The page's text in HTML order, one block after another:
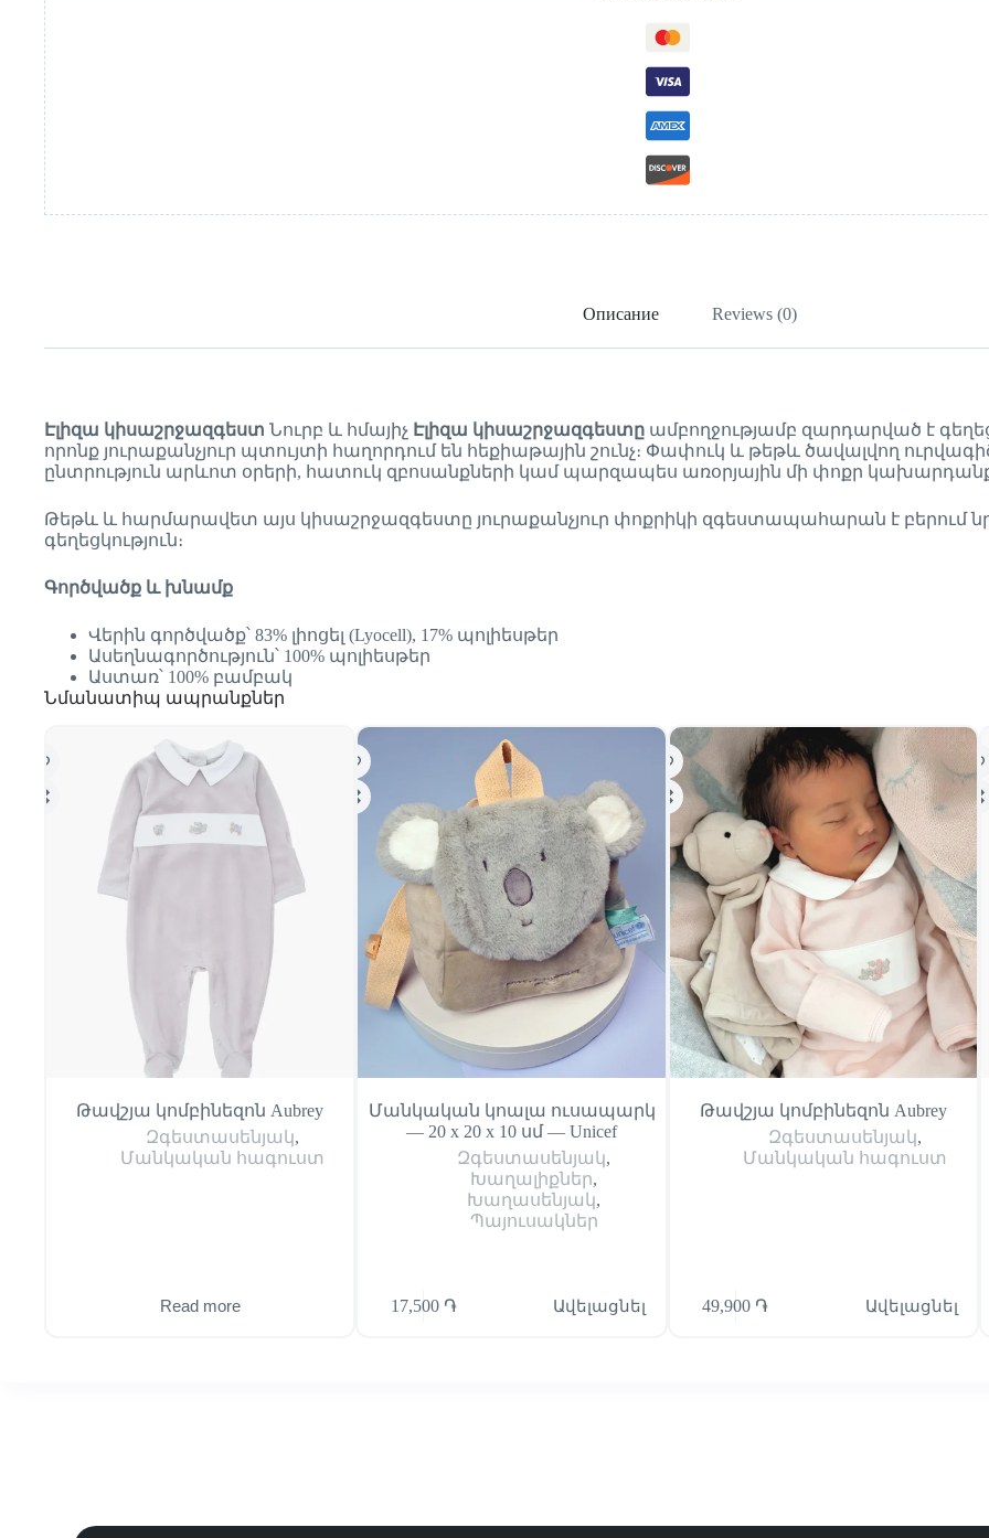
Описание Reviews (0)
Էլիզա կիսաշրջազգեստ Նուրբ և հմայիչ Էլիզա կիսաշրջազգեստը ամբողջությամբ զարդարված է
որոնք յուրաքանչյուր պտույտի հաղորդում են հեքիաթային շունչ։ Փափուկ և թեթև ծավալվող
ընտրություն արևոտ օրերի, հատուկ զբոսանքների կամ պարզապես առօրյային մի փոքր
Թեթև և հարմարավետ այս կիսաշրջազգեստը յուրաքանչյուր փոքրիկի զգեստապահարան է բերում
գեղեցկություն։
Գործվածք և խնամք
Վերին գործվածք՝ 83% լիոցել (Lyocell), 17% պոլիեսթեր
Ասեղնագործություն՝ 100% պոլիեսթեր
Աստառ՝ 100% բամբակ
Նմանատիպ ապրանքներ
Թավշյա կոմբինեզոն Aubrey
Զգեստասենյակ,
Մանկական հագուստ
Read more
Մանկական կոալա ուսապարկ
— 20 x 20 x 10 սմ — Unicef
Զգեստասենյակ,
Խաղալիքներ,
Խաղասենյակ,
Պայուսակներ
17,500 ֏ Ավելացնել
Թավշյա կոմբինեզոն Aubrey
Զգեստասենյակ,
Մանկական հագուստ
49,900 ֏ Ավելացնել